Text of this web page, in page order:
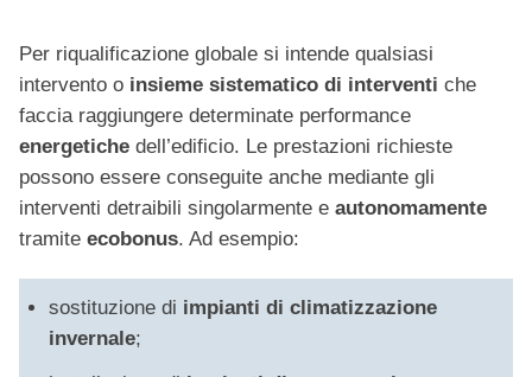
Per riqualificazione globale si intende qualsiasi
intervento o insieme sistematico di interventi che
faccia raggiungere determinate performance
energetiche dell’edificio. Le prestazioni richieste
possono essere conseguite anche mediante gli
interventi detraibili singolarmente e autonomamente
tramite ecobonus. Ad esempio:
sostituzione di impianti di climatizzazione
invernale;